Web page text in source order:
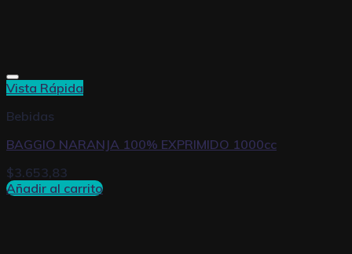
Vista Rápida
Bebidas
BAGGIO NARANJA 100% EXPRIMIDO 1000cc
$3.653,83
Añadir al carrito